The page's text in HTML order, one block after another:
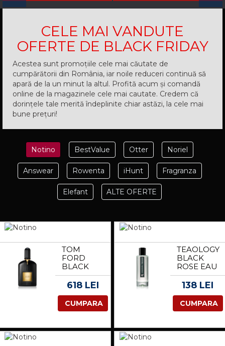
CELE MAI VANDUTE
OFERTE DE BLACK FRIDAY
Acestea sunt promoțiile cele mai căutate de
cumpărătorii din România, iar noile reduceri continuă să
apară de la un minut la altul. Profită acum și comandă
online de la magazinele cele mai cautate. Credem că
dorințele tale merită îndeplinite chiar astăzi, la cele mai
bune prețuri!
Notino BestValue Otter Noriel
Answear Rowenta iHunt Fragranza
Elefant ALTE OFERTE
TOM
FORD
BLACK
ORCHID
EAU DE
PENTRU
FEMEI 50
618 LEI
CUMPARA
TEAOLOGY
BLACK
ROSE EAU
DE
TOILETTE
TOILETTE
CU
DE
138 LEI
CUMPARA